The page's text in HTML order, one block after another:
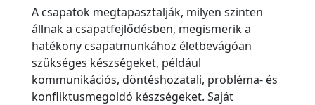
A csapatok megtapasztalják, milyen szinten
állnak a csapatfejlődésben, megismerik a
hatékony csapatmunkához életbevágóan
szükséges készségeket, például
kommunikációs, döntéshozatali, probléma- és
konfliktusmegoldó készségeket. Saját